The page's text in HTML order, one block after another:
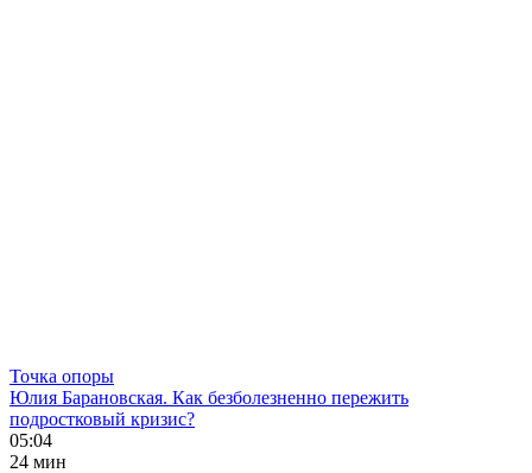
Точка опоры
Юлия Барановская. Как безболезненно пережить
подростковый кризис?
05:04
24 мин